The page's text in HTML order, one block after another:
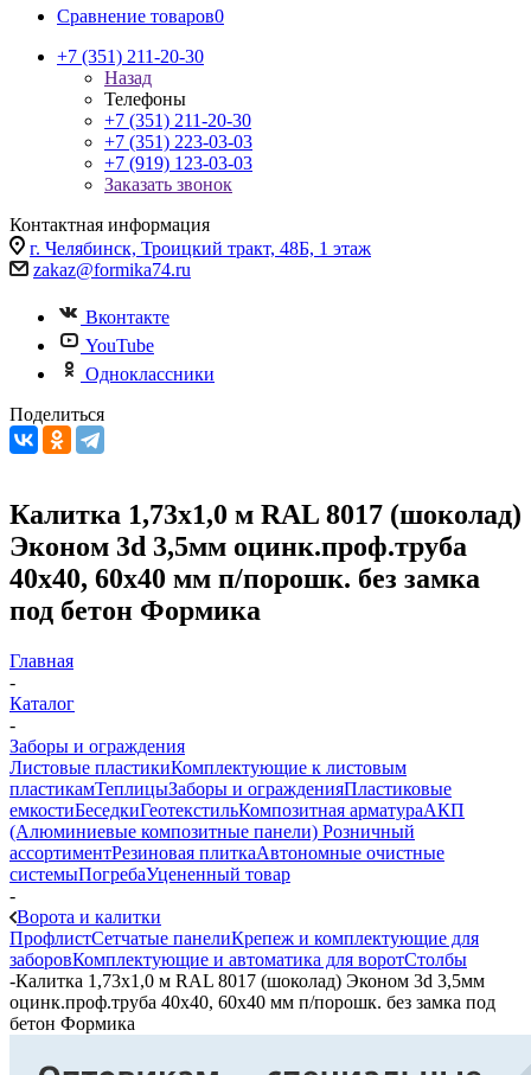
Сравнение товаров0
+7 (351) 211-20-30
Назад
Телефоны
+7 (351) 211-20-30
+7 (351) 223-03-03
+7 (919) 123-03-03
Заказать звонок
Контактная информация
г. Челябинск, Троицкий тракт, 48Б, 1 этаж
zakaz@formika74.ru
Вконтакте
YouTube
Одноклассники
Поделиться
Калитка 1,73х1,0 м RAL 8017 (шоколад)
Эконом 3d 3,5мм оцинк.проф.труба
40х40, 60х40 мм п/порошк. без замка
под бетон Формика
Главная
-
Каталог
-
Заборы и ограждения
Листовые пластикиКомплектующие к листовым
пластикамТеплицыЗаборы и огражденияПластиковые
емкостиБеседкиГеотекстильКомпозитная арматураАКП
(Алюминиевые композитные панели) Розничный
ассортиментРезиновая плиткаАвтономные очистные
системыПогребаУцененный товар
-
Ворота и калитки
ПрофлистСетчатые панелиКрепеж и комплектующие для
заборовКомплектующие и автоматика для воротСтолбы
-Калитка 1,73х1,0 м RAL 8017 (шоколад) Эконом 3d 3,5мм
оцинк.проф.труба 40х40, 60х40 мм п/порошк. без замка под
бетон Формика